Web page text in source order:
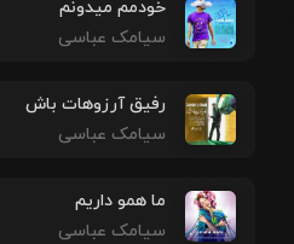
خودمم میدونم
سیامک عباسی
رفیق آرزوهات باش
سیامک عباسی
ما همو داریم
سیامک عباسی